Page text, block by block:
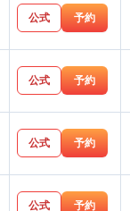
公式 予約
公式 予約
公式 予約
公式 予約